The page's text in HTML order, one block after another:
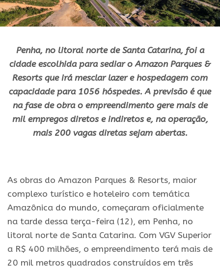
Penha, no litoral norte de Santa Catarina, foi a
cidade escolhida para sediar o Amazon Parques &
Resorts que irá mesclar lazer e hospedagem com
capacidade para 1056 hóspedes. A previsão é que
na fase de obra o empreendimento gere mais de
mil empregos diretos e indiretos e, na operação,
mais 200 vagas diretas sejam abertas.
As obras do Amazon Parques & Resorts, maior
complexo turístico e hoteleiro com temática
Amazônica do mundo, começaram oficialmente
na tarde dessa terça-feira (12), em Penha, no
litoral norte de Santa Catarina. Com VGV Superior
a R$ 400 milhões, o empreendimento terá mais de
20 mil metros quadrados construídos em três